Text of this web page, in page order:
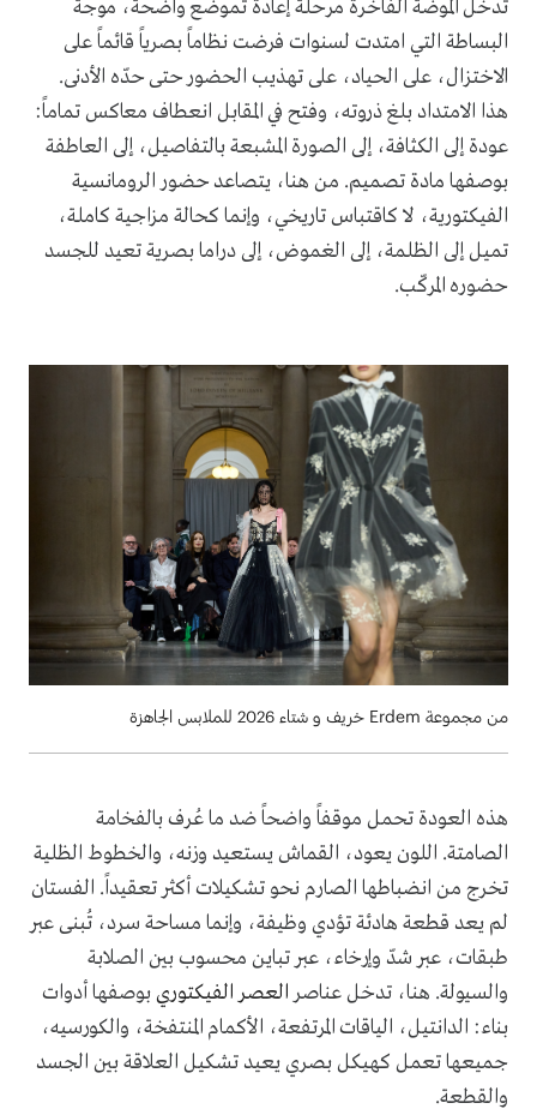
تدخل الموضة الفاخرة مرحلة إعادة تموضع واضحة، موجة
البساطة التي امتدت لسنوات فرضت نظاماً بصرياً قائماً على
الاختزال، على الحياد، على تهذيب الحضور حتى حدّه الأدنى.
هذا الامتداد بلغ ذروته، وفتح في المقابل انعطاف معاكس تماماً:
عودة إلى الكثافة، إلى الصورة المشبعة بالتفاصيل، إلى العاطفة
بوصفها مادة تصميم. من هنا، يتصاعد حضور الرومانسية
الفيكتورية، لا كاقتباس تاريخي، وإنما كحالة مزاجية كاملة،
تميل إلى الظلمة، إلى الغموض، إلى دراما بصرية تعيد للجسد
حضوره المركّب.
من مجموعة Erdem خريف و شتاء 2026 للملابس الجاهزة
هذه العودة تحمل موقفاً واضحاً ضد ما عُرف بالفخامة
الصامتة. اللون يعود، القماش يستعيد وزنه، والخطوط الظلية
تخرج من انضباطها الصارم نحو تشكيلات أكثر تعقيداً. الفستان
لم يعد قطعة هادئة تؤدي وظيفة، وإنما مساحة سرد، تُبنى عبر
طبقات، عبر شدّ وإرخاء، عبر تباين محسوب بين الصلابة
والسيولة. هنا، تدخل عناصر العصر الفيكتوريبوصفها أدوات
بناء: الدانتيل، الياقات المرتفعة، الأكمام المنتفخة، والكورسيه،
جميعها تعمل كهيكل بصري يعيد تشكيل العلاقة بين الجسد
والقطعة.